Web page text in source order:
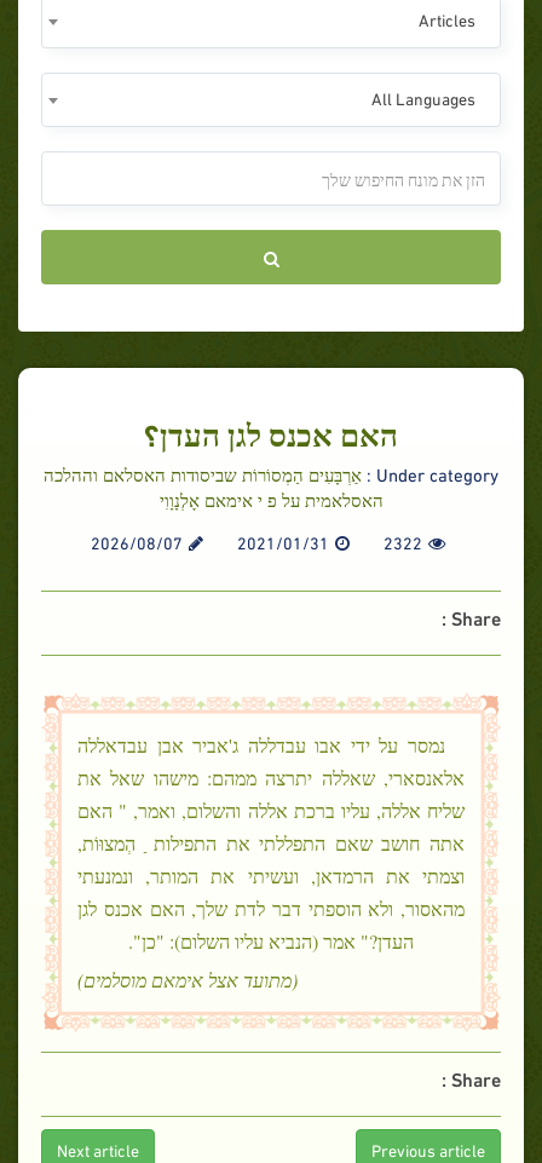
Articles
All Languages
האם אכנס לגן העדן؟
Under category : אַרְבָּעִים הַמְסוֹרוֹת שביסודות האסלאם וההלכה
האסלאמית על פ י אימאם אָלְנָוָוִי
2322
2021/01/31
2026/08/07
Share :
נמסר על ידי אבו עבדללה ג'אביר אבן עבדאללה
אלאנסארי, שאללה יתרצה ממהם: מישהו שאל את
שליח אללה, עליו ברכת אללה והשלום, ואמר, " האם
אתה חושב שאם התפללתי את התפילות ַ הְמצוּוֹת,
וצמתי את הרמדאן, ועשיתי את המותר, ונמנעתי
מהאסור, ולא הוספתי דבר לדת שלך, האם אכנס לגן
העדן?" אמר (הנביא עליו השלום): "כן".
(מתועד אצל אימאם מוסלמים)
Share :
Previous article
Next article